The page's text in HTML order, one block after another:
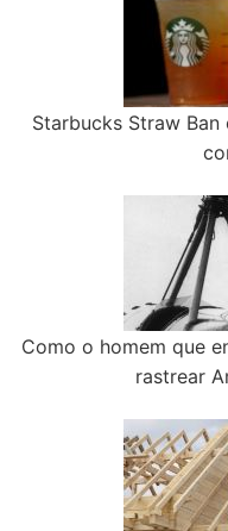
Starbucks Straw
Como o homem que
rastrear